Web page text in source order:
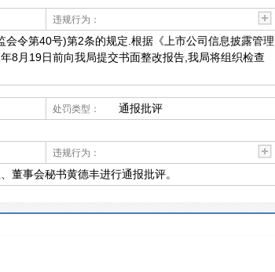
违规行为：
令第40号)第2条的规定.根据《上市公司信息披露管理
8月19日前向我局提交书面整改报告,我局将组织检查
处罚类型： 通报批评
违规行为：
董事会秘书黄德丰进行通报批评。